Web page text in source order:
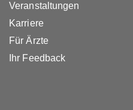
Veranstaltungen
Karriere
Für Ärzte
Ihr Feedback